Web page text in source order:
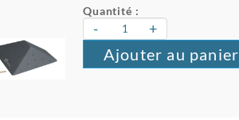
Quantité :
- +
Ajouter au panier